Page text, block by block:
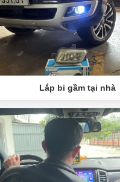
Lắp bi gầm tại nhà